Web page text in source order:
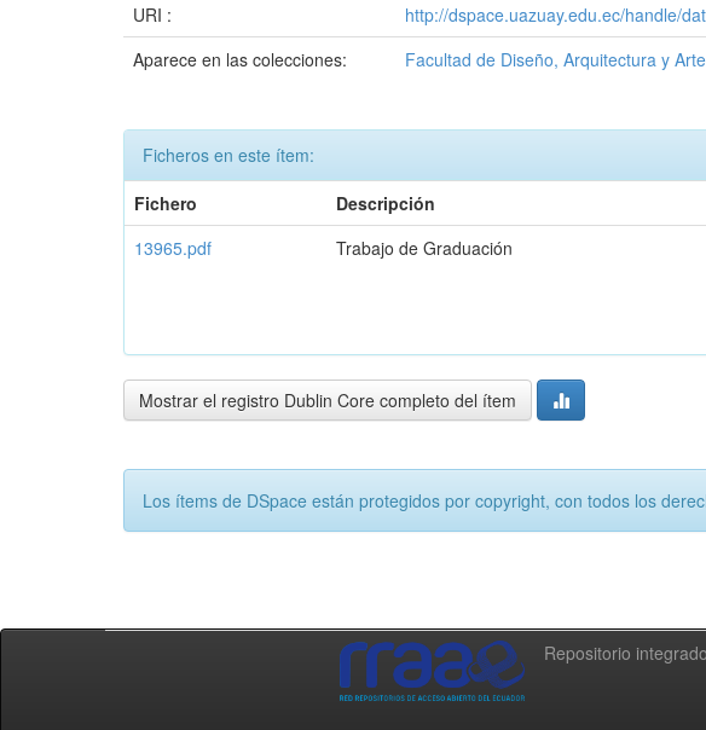
URI :
http://dspace.uazuay.edu.ec/handle/
Aparece en las colecciones:
Facultad de Diseño, Arquitectura y Arte
Ficheros en este ítem:
Fichero
Descripción
13965.pdf
Trabajo de Graduación
Mostrar el registro Dublin Core completo del ítem
Los ítems de DSpace están protegidos por copyright, con todos los
Repositorio